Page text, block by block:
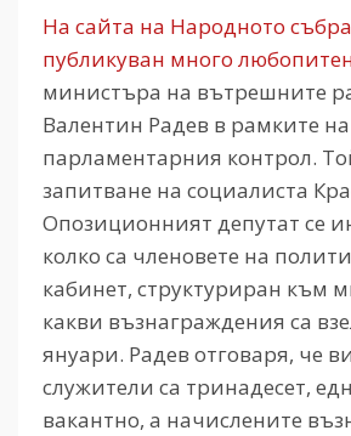
На сайта на Народното
публикуван много
министъра на вътрешните
Валентин Радев в рамките на
парламентарния контрол.
запитване на социалиста
Опозиционният депутат се
колко са членовете на
кабинет, структуриран към
какви възнаграждения са
януари. Радев отговаря, че
служители са тринадесет,
вакантно, а начислените